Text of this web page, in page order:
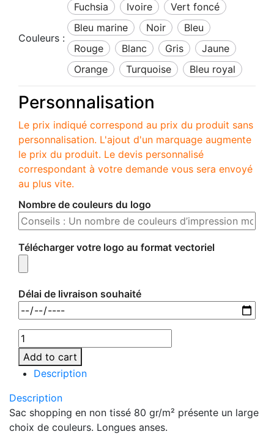
Couleurs :
fuchsia ivoire
vert foncé
bleu marine
noir
bleu
rouge
blanc gris
jaune
orange
turquoise bleu royal
Personnalisation
Le prix indiqué correspond au prix du produit sans
personnalisation. L'ajout d'un marquage augmente
le prix du produit. Le devis personnalisé
correspondant à votre demande vous sera envoyé
au plus vite.
Nombre de couleurs du logo
Télécharger votre logo au format vectoriel
Délai de livraison souhaité
Add to cart
Description
Description
Sac shopping en non tissé 80 gr/m² présente un large
choix de couleurs. Longues anses.